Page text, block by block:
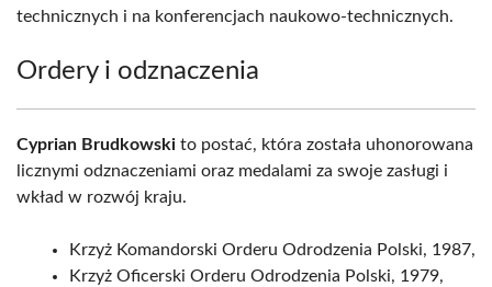
technicznych i na konferencjach naukowo-technicznych.
Ordery i odznaczenia
Cyprian Brudkowski to postać, która została uhonorowana
licznymi odznaczeniami oraz medalami za swoje zasługi i
wkład w rozwój kraju.
Krzyż Komandorski Orderu Odrodzenia Polski, 1987,
Krzyż Oficerski Orderu Odrodzenia Polski, 1979,